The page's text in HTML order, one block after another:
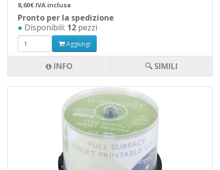
8,60€ IVA inclusa
Pronto per la spedizione
● Disponibili: 12 pezzi
Aggiungi
INFO 🔍 SIMILI